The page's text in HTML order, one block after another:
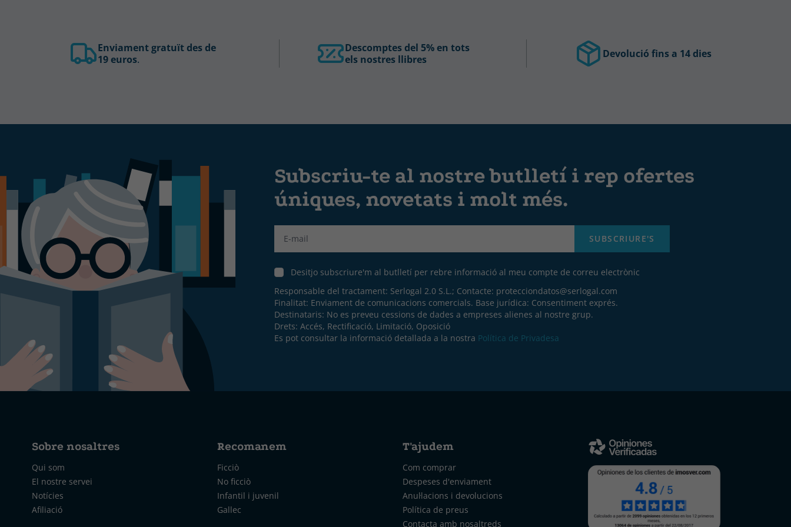
Enviament gratuït des de
19 euros.
Descomptes del 5% en tots
els nostres llibres
Devolució fins a 14 dies
Subscriu-te al nostre butlletí i rep ofertes
úniques, novetats i molt més.
SUBSCRIURE'S
Desitjo subscriure'm al butlletí per rebre informació al meu compte de correu electrònic
Responsable del tractament: Serlogal 2.0 S.L.; Contacte: protecciondatos@serlogal.com
Finalitat: Enviament de comunicacions comercials. Base jurídica: Consentiment exprés.
Destinataris: No es preveu cessions de dades a empreses alienes al nostre grup.
Drets: Accés, Rectificació, Limitació, Oposició
Es pot consultar la informació detallada a la nostra Política de Privadesa
Sobre nosaltres
Qui som
El nostre servei
Notícies
Afiliació
Recomanem
Ficciò
No ficciò
Infantil i juvenil
Gallec
T'ajudem
Com comprar
Despeses d'enviament
Anul·lacions i devolucions
Política de preus
Contacta amb nosaltreds